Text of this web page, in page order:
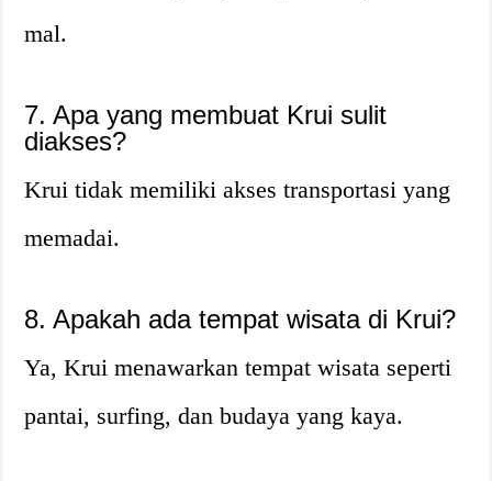
mal.
7. Apa yang membuat Krui sulit
diakses?
Krui tidak memiliki akses transportasi yang
memadai.
8. Apakah ada tempat wisata di Krui?
Ya, Krui menawarkan tempat wisata seperti
pantai, surfing, dan budaya yang kaya.